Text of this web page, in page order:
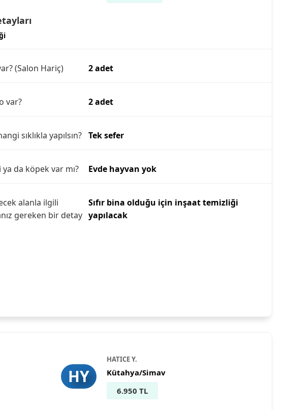
(Salon Hariç) 2 adet
var? 2 adet
sıklıkla yapılsın? Tek sefer
ya da köpek var mı? Evde hayvan yok
alanla ilgili
gereken bir detay
Sıfır bina olduğu için inşaat temizliği
yapılacak
HY
HATICE Y.
Kütahya/Simav
6.950 TL